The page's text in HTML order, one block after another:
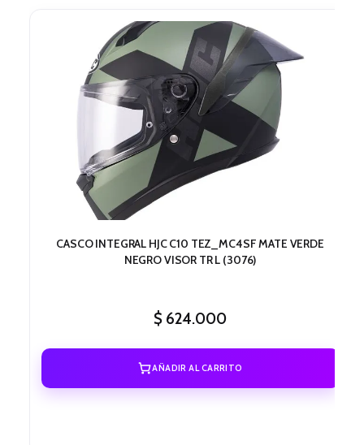
CASCO INTEGRAL HJC C10 TEZ_MC4SF MATE VERDE
NEGRO VISOR TR L (3076)
$ 624.000
AÑADIR AL CARRITO